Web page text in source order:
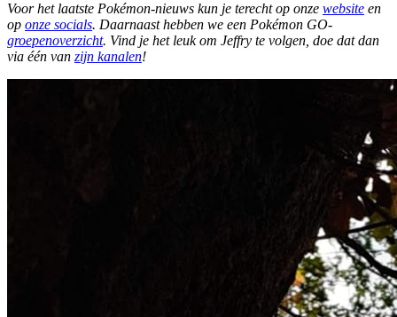
Voor het laatste Pokémon-nieuws kun je terecht op onze website en
op onze socials. Daarnaast hebben we een Pokémon GO-
groepenoverzicht. Vind je het leuk om Jeffry te volgen, doe dat dan
via één van zijn kanalen!